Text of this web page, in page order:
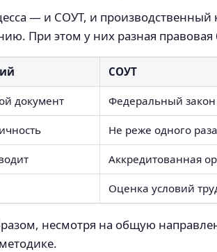
— и СОУТ, и производственный
При этом у них разная правовая
СОУТ
документ Федеральный
Не реже одного
Аккредитованная
Оценка условий
несмотря на общую